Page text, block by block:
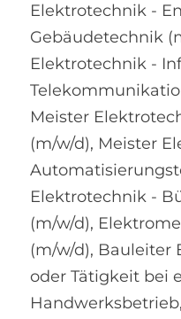
Elektrotechnik -
Gebäudetechnik
Elektrotechnik -
Meister
(m/w/d), Meister
Elektrotechnik -
(m/w/d),
(m/w/d), Bauleiter
oder Tätigkeit bei